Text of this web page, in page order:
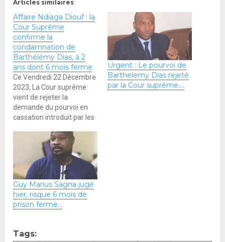
Articles similaires
Affaire Ndiaga Diouf : la
Cour Suprême
confirme la
condamnation de
Barthélémy Dias, à 2
ans dont 6 mois ferme
Ce Vendredi 22 Décembre
2023, La Cour suprême
vient de rejeter la
demande du pourvoi en
cassation introduit par les
Barthélémy Dias dans
l’affaire Ndiaga Diouf, en
entérinant la décision de
la 3ème Chambre
Correctionnelle de la Cour
d’Appel du Tribunal de
grande instance Hors
classe…
Urgent : Le pourvoi de
Barthelemy Dias rejeté
par la Cour suprême….
Guy Marius Sagna jugé
hier, risque 6 mois de
prison ferme…
Tags: